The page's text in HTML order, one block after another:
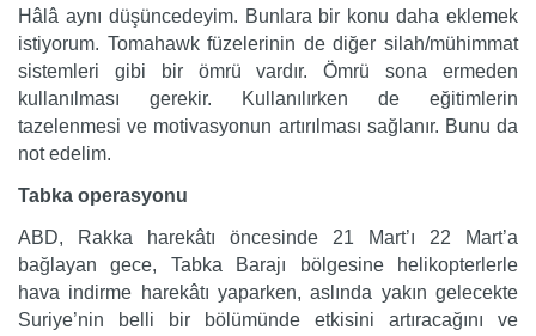
Hâlâ aynı düşüncedeyim. Bunlara bir konu daha eklemek
istiyorum. Tomahawk füzelerinin de diğer silah/mühimmat
sistemleri gibi bir ömrü vardır. Ömrü sona ermeden
kullanılması gerekir. Kullanılırken de eğitimlerin
tazelenmesi ve motivasyonun artırılması sağlanır. Bunu da
not edelim.
Tabka operasyonu
ABD, Rakka harekâtı öncesinde 21 Mart’ı 22 Mart’a
bağlayan gece, Tabka Barajı bölgesine helikopterlerle
hava indirme harekâtı yaparken, aslında yakın gelecekte
Suriye’nin belli bir bölümünde etkisini artıracağını ve